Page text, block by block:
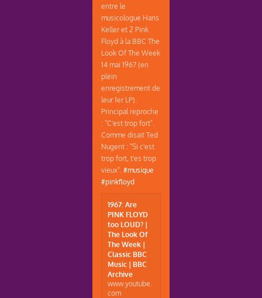
entre le
musicologue Hans
Keller et 2 Pink
Floyd à la BBC The
Look Of The Week
14 mai 1967 (en
plein
enregistrement de
leur 1er LP).
Principal reproche
: "C'est trop fort".
Comme disait Ted
Nugent : "Si c'est
trop fort, t'es trop
vieux".#musique
#pinkfloyd
1967: Are
PINK FLOYD
too LOUD? |
The Look Of
The Week |
Classic BBC
Music | BBC
Archive
www.youtube.
com